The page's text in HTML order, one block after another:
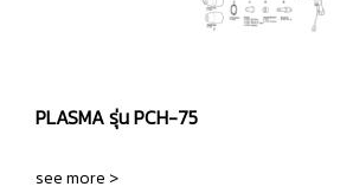
PLASMA รุ่น PCH-75
see more >